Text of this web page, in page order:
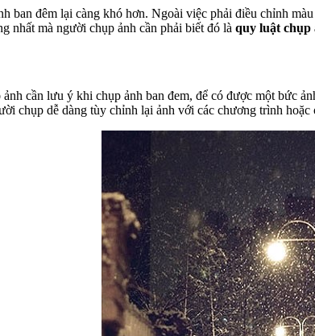
ban đêm lại càng khó hơn. Ngoài việc phải điều chỉnh
nhất mà người chụp ảnh cần phải biết đó là quy luật chụp
cần lưu ý khi chụp ảnh ban đem, để có được một bức
chụp dễ dàng tùy chỉnh lại ảnh với các chương trình